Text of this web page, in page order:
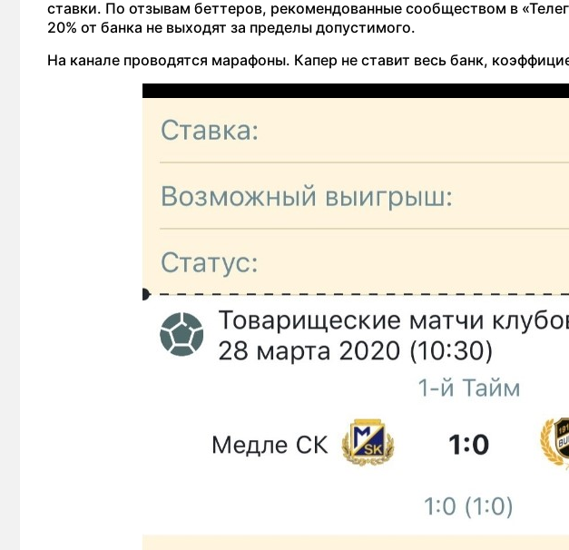
ставки. По отзывам беттеров, рекомендованные сообществом в
20% от банка не выходят за пределы допустимого.
На канале проводятся марафоны. Капер не ставит весь банк,